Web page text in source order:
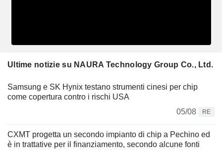
Ultime notizie su NAURA Technology Group Co., Ltd.
Samsung e SK Hynix testano strumenti cinesi per chip
come copertura contro i rischi USA
05/08
RE
CXMT progetta un secondo impianto di chip a Pechino ed
è in trattative per il finanziamento, secondo alcune fonti